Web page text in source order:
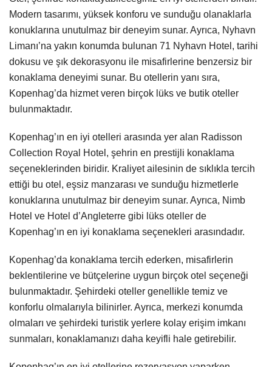
Modern tasarımı, yüksek konforu ve sunduğu olanaklarla
konuklarına unutulmaz bir deneyim sunar. Ayrıca, Nyhavn
Limanı’na yakın konumda bulunan 71 Nyhavn Hotel, tarihi
dokusu ve şık dekorasyonu ile misafirlerine benzersiz bir
konaklama deneyimi sunar. Bu otellerin yanı sıra,
Kopenhag’da hizmet veren birçok lüks ve butik oteller
bulunmaktadır.
Kopenhag’ın en iyi otelleri arasında yer alan Radisson
Collection Royal Hotel, şehrin en prestijli konaklama
seçeneklerinden biridir. Kraliyet ailesinin de sıklıkla tercih
ettiği bu otel, eşsiz manzarası ve sunduğu hizmetlerle
konuklarına unutulmaz bir deneyim sunar. Ayrıca, Nimb
Hotel ve Hotel d’Angleterre gibi lüks oteller de
Kopenhag’ın en iyi konaklama seçenekleri arasındadır.
Kopenhag’da konaklama tercih ederken, misafirlerin
beklentilerine ve bütçelerine uygun birçok otel seçeneği
bulunmaktadır. Şehirdeki oteller genellikle temiz ve
konforlu olmalarıyla bilinirler. Ayrıca, merkezi konumda
olmaları ve şehirdeki turistik yerlere kolay erişim imkanı
sunmaları, konaklamanızı daha keyifli hale getirebilir.